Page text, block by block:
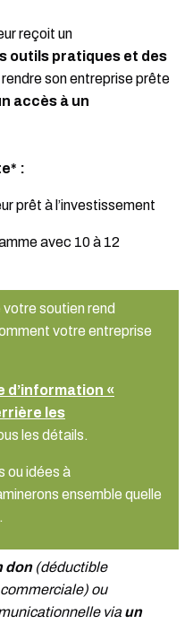
reçoit un
outils pratiques et des
son entreprise prête
accès à un
:
prêt à l’investissement
avec 10 à 12
soutien rend
votre entreprise
d’information «
les
les détails.
ou idées à
ensemble quelle
don(déductible
ou
viaun